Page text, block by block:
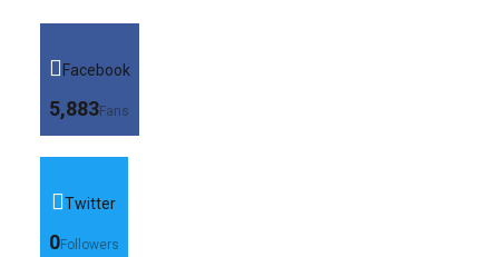
Facebook
5,883Fans
Twitter
0Followers